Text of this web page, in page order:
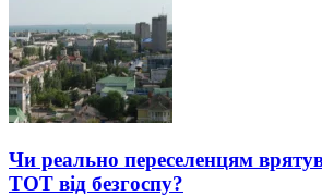
Чи реально переселенцям
ТОТ від безгоспу?